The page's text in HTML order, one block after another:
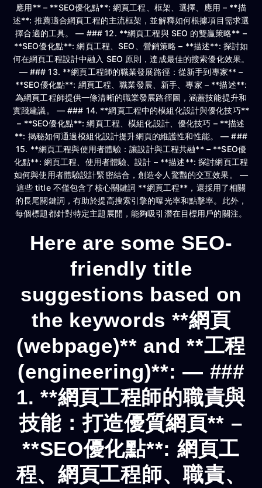
應用** – **SEO優化點**: 網頁工程、框架、選擇、應用 – **描
述**: 推薦適合網頁工程的主流框架，並解釋如何根據項目需求選
擇合適的工具。 — ### 12. **網頁工程與 SEO 的雙贏策略** –
**SEO優化點**: 網頁工程、SEO、營銷策略 – **描述**: 探討如
何在網頁工程設計中融入 SEO 原則，達成最佳的搜索優化效果。
— ### 13. **網頁工程師的職業發展路徑：從新手到專家** –
**SEO優化點**: 網頁工程、職業發展、新手、專家 – **描述**:
為網頁工程師提供一條清晰的職業發展路徑圖，涵蓋技能提升和
實踐建議。 — ### 14. **網頁工程中的模組化設計與優化技巧**
– **SEO優化點**: 網頁工程、模組化設計、優化技巧 – **描述
**: 揭秘如何通過模組化設計提升網頁的維護性和性能。 — ###
15. **網頁工程與使用者體驗：讓設計與工程共融** – **SEO優
化點**: 網頁工程、使用者體驗、設計 – **描述**: 探討網頁工程
如何與使用者體驗設計緊密結合，創造令人驚豔的交互效果。 —
這些 title 不僅包含了核心關鍵詞 **網頁工程**，還採用了相關
的長尾關鍵詞，有助於提高搜索引擎的曝光率和點擊率。此外，
每個標題都針對特定主題展開，能夠吸引潛在目標用戶的關注。
Here are some SEO-
friendly title
suggestions based on
the keywords **網頁
(webpage)** and **工程
(engineering)**: — ###
1. **網頁工程師的職責與
技能：打造優質網頁** –
**SEO優化點**: 網頁工
程、網頁工程師、職責、